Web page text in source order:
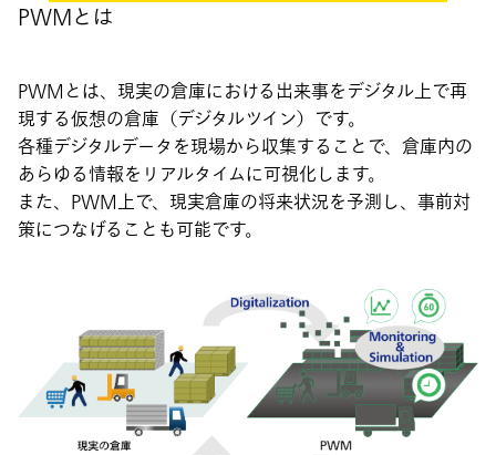
PWMとは
PWMとは、現実の倉庫における出来事をデジタル上で再
現する仮想の倉庫（デジタルツイン）です。
各種デジタルデータを現場から収集することで、倉庫内の
あらゆる情報をリアルタイムに可視化します。
また、PWM上で、現実倉庫の将来状況を予測し、事前対
策につなげることも可能です。